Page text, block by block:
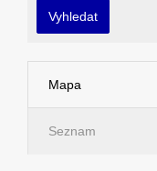
Vyhledat
Mapa
Seznam